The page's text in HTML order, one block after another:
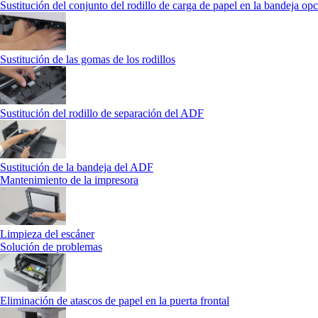
Sustitución del conjunto del rodillo de carga de papel en la bandeja
Sustitución de las gomas de los rodillos
Sustitución del rodillo de separación del ADF
Sustitución de la bandeja del ADF
Mantenimiento de la impresora
Limpieza del escáner
Solución de problemas
Eliminación de atascos de papel en la puerta frontal